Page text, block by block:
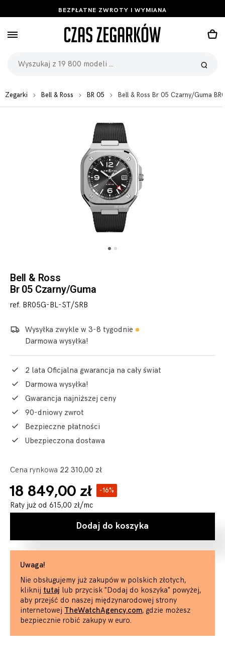
BEZPŁATNE ZWROTY I WYMIANA
Zegarki Bell & Ross BR 05 Bell & Ross Br 05 Czarny/Guma
Bell & Ross
Br 05 Czarny/Guma
ref. BR05G-BL-ST/SRB
Wysyłka zwykle w 3-8 tygodnie
Darmowa wysyłka!
2 lata Oficjalna gwarancja na cały świat
Darmowa wysyłka!
Gwarancja najniższej ceny
90-dniowy zwrot
Bezpieczne płatności
Ubezpieczona dostawa
Cena rynkowa 22 310,00 zł
18 849,00 zł -16%
Raty już od 615,00 zł/mc
Dodaj do koszyka
Uwaga!
Nie obsługujemy już zakupów w polskich złotych,
kliknij tutaj lub przycisk "Dodaj do koszyka" powyżej,
aby przejść do naszej międzynarodowej strony
internetowej TheWatchAgency.com, gdzie możesz
bezpiecznie robić zakupy w euro.